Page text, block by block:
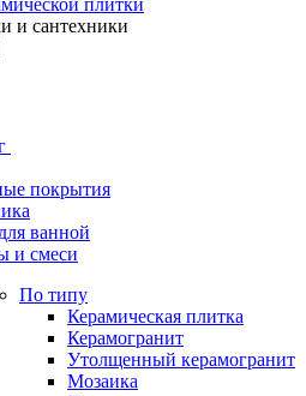
и сантехники
покрытия
ванной
и смеси
По типу
Керамическая плитка
Керамогранит
Утолщенный керамогранит
Мозаика